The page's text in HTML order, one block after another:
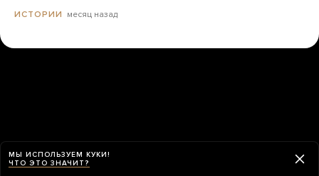
ИСТОРИИ месяц назад
МЫ ИСПОЛЬЗУЕМ КУКИ!
ЧТО ЭТО ЗНАЧИТ?